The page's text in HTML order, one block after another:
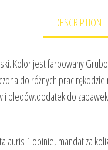
DESCRIPTION
Kolor jest
do różnych prac
pledów.dodatek do
1 opinie, mandat za